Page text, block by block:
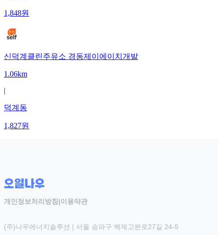
1,848원
신덕계클린주유소 경동제이에이치개발
1.06km
|
덕계동
1,827원
개인정보처리방침 |이용약관
(주)나우에너지솔루션 | 서울 송파구 백제고분로27길 24-5